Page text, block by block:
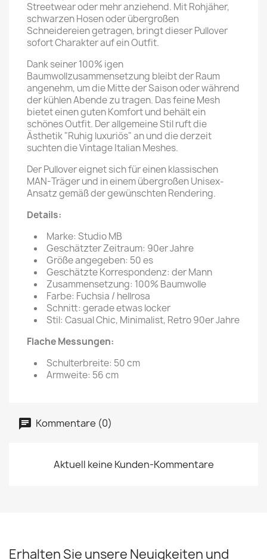
Streetwear oder mehr anziehend. Mit Rohjäher,
schwarzen Hosen oder übergroßen
Schneidereien getragen, bringt dieser Pullover
sofort Charakter auf ein Outfit.
Dank seiner 100% igen
Baumwollzusammensetzung bleibt der Raum
angenehm, um die Mitte der Saison oder während
der kühlen Abende zu tragen. Das feine Mesh
bietet einen guten Komfort und behält ein
schönes Outfit. Der allgemeine Stil ruft die
Ästhetik "Ruhig luxuriös" an und die derzeit
suchten die Vintage Italian Meshes.
Der Pullover eignet sich für einen klassischen
MAN-Träger und in einem übergroßen Unisex-
Ansatz gemäß der gewünschten Rendering.
Details:
Marke: Studio MB
Geschätzter Zeitraum: 90er Jahre
Größe angegeben: 50 es
Geschätzte Korrespondenz: der Mann
Zusammensetzung: 100% Baumwolle
Farbe: Fuchsia / hellrosa
Schnitt: gerade etwas locker
Stil: Casual Chic, Minimalist, Retro 90er Jahre
Flache Messungen:
Schulterbreite: 50 cm
Armweite: 56 cm
Kommentare (0)
Aktuell keine Kunden-Kommentare
Erhalten Sie unsere Neuigkeiten und